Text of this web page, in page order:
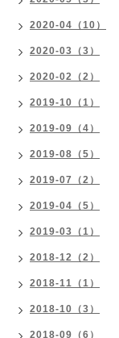
2020-04（10）
2020-03（3）
2020-02（2）
2019-10（1）
2019-09（4）
2019-08（5）
2019-07（2）
2019-04（5）
2019-03（1）
2018-12（2）
2018-11（1）
2018-10（3）
2018-09（6）